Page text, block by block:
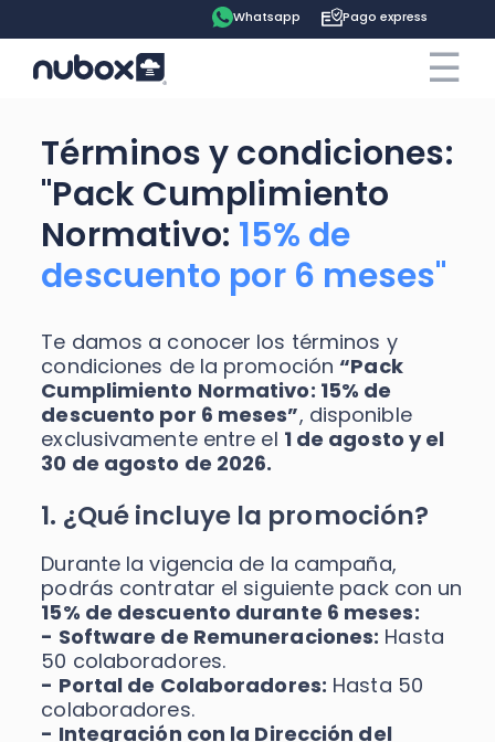
Whatsapp Pago express
☰
×
Cotiza ahora Contrata online
Ingreso clientes
Tu espacio
Ayuda
Blog
Contabilidad
Remuneraciones
Control de asistencia
Portal de colaboradores
Soluciones
Contadores
PYMEs
Alianzas
Instituciones
Precios
Recomendador de planes
Promociones del mes
Asiento
Seminarios
Calculadoras
Términos y condiciones:
"Pack Cumplimiento
Normativo: 15% de
descuento por 6 meses"
Te damos a conocer los términos y
condiciones de la promoción“Pack
Cumplimiento Normativo: 15% de
descuento por 6 meses”, disponible
exclusivamente entre el 1 de agosto y el
30 de agosto de 2026.
1. ¿Qué incluye la promoción?
Durante la vigencia de la campaña,
podrás contratar el siguiente pack con un
15% de descuento durante 6 meses:
- Software de Remuneraciones: Hasta
50 colaboradores.
- Portal de Colaboradores: Hasta 50
colaboradores.
- Integración con la Dirección del